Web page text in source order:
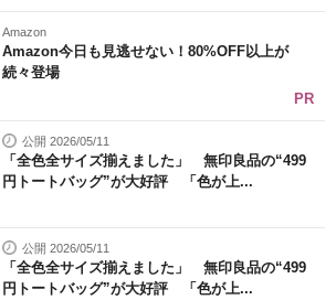
Amazon
Amazon今日も見逃せない！80%OFF以上が
続々登場
PR
公開 2026/05/11
「全色全サイズ揃えました」 無印良品の“499
円トートバッグ”が大好評 「色が上...
公開 2026/05/11
「全色全サイズ揃えました」 無印良品の“499
円トートバッグ”が大好評 「色が上...